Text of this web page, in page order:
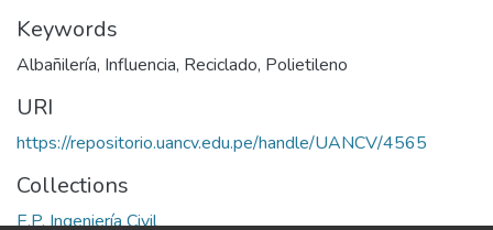
Keywords
Albañilería, Influencia, Reciclado, Polietileno
URI
https://repositorio.uancv.edu.pe/handle/UANCV/4565
Collections
E.P. Ingeniería Civil